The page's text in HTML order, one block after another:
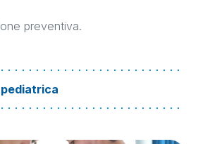
preventiva.